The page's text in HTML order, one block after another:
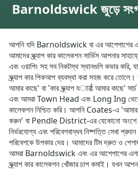
Barnoldswick জুড়ে
আপনি যদি Barnoldswick বা এর আশেপাশের
আমাদের স্ক্র্যাপ কার কালেকশন সার্ভিস আপনার
এবং ওয়াপিং সহ সব নিকটস্থ স্থানগুলি কভার করি, যা
স্ক্র্যাপ কার পিকআপ ব্যবস্থা করা সহজ করে তোলে।
আমার কাছে' বা 'কার স্ক্র্যাপ যार्ड আমার কাছে'
এবং আমরা Town Head এবং Long Ing
কালেকশন নিশ্চিত করি। আপনি Coates-এ 'আমার
করুন' বা Pendle District-এর যেকোনো অংশে
নির্ভরযোগ্য এবং পরিবেশবান্ধব নিষ্পত্তি সেবা
পরিবেশকে উপকার দেয়। আমাদের টিম দ্রুত ও
আমরা Barnoldswick এবং এর আশেপাশের
স্ক্র্যাপ কার কালেকশন খোঁজার চাপ কমাই। যখন